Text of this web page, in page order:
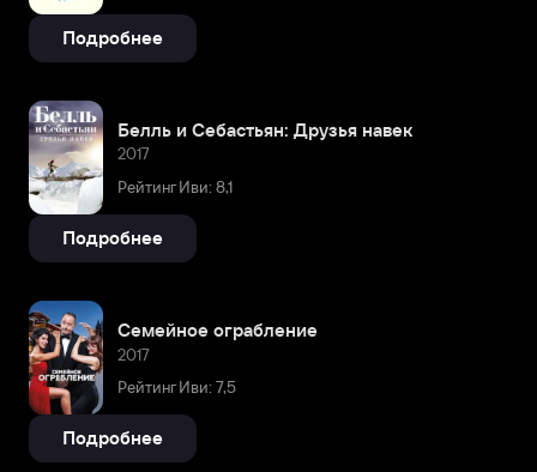
Подробнее
Белль и Себастьян: Друзья навек
2017
Рейтинг Иви: 8,1
Подробнее
Семейное ограбление
2017
Рейтинг Иви: 7,5
Подробнее